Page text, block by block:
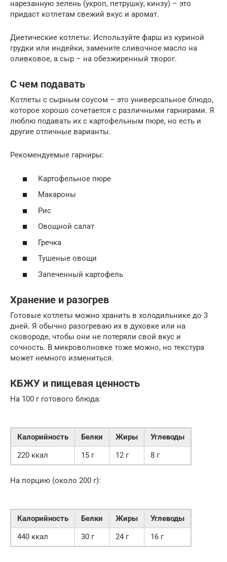
нарезанную зелень (укроп, петрушку, кинзу) – это
придаст котлетам свежий вкус и аромат.
Диетические котлеты: Используйте фарш из куриной
грудки или индейки, замените сливочное масло на
оливковое, а сыр – на обезжиренный творог.
С чем подавать
Котлеты с сырным соусом – это универсальное блюдо,
которое хорошо сочетается с различными гарнирами. Я
люблю подавать их с картофельным пюре, но есть и
другие отличные варианты.
Рекомендуемые гарниры:
Картофельное пюре
Макароны
Рис
Овощной салат
Гречка
Тушеные овощи
Запеченный картофель
Хранение и разогрев
Готовые котлеты можно хранить в холодильнике до 3
дней. Я обычно разогреваю их в духовке или на
сковороде, чтобы они не потеряли свой вкус и
сочность. В микроволновке тоже можно, но текстура
может немного измениться.
КБЖУ и пищевая ценность
На 100 г готового блюда:
Калорийность Белки Жиры
Углеводы
220 ккал
15 г 12 г 8 г
На порцию (около 200 г):
Калорийность Белки Жиры
Углеводы
440 ккал
30 г 24 г 16 г